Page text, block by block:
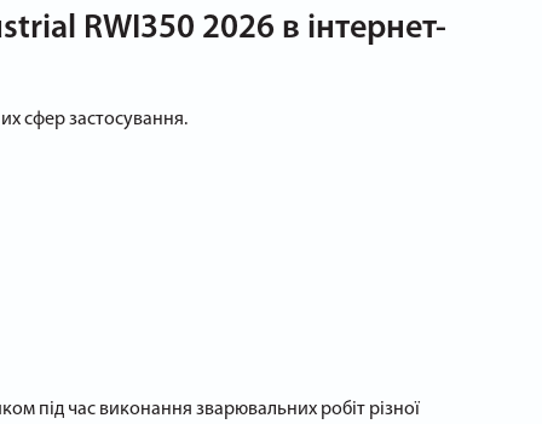
RWI350 2026 в інтернет-
сфер застосування.
під час виконання зварювальних робіт різної